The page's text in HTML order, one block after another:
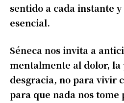
sentido a cada instante
esencial.
Séneca nos invita a
mentalmente al dolor, la
desgracia, no para vivir
para que nada nos tome